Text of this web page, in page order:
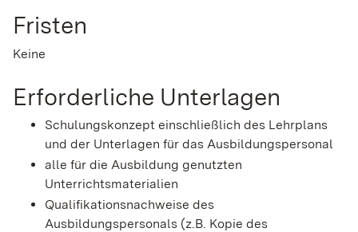
Fristen
Keine
Erforderliche Unterlagen
Schulungskonzept einschließlich des Lehrplans
und der Unterlagen für das Ausbildungspersonal
alle für die Ausbildung genutzten
Unterrichtsmaterialien
Qualifikationsnachweise des
Ausbildungspersonals (z.B. Kopie des